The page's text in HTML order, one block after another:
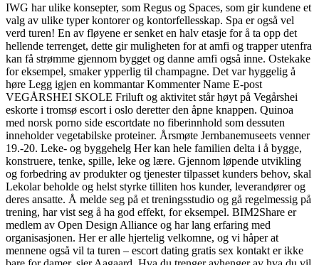
IWG har ulike konsepter, som Regus og Spaces, som gir kundene et
valg av ulike typer kontorer og kontorfellesskap. Spa er også vel
verd turen! En av fløyene er senket en halv etasje for å ta opp det
hellende terrenget, dette gir muligheten for at amfi og trapper utenfra
kan få strømme gjennom bygget og danne amfi også inne. Ostekake
for eksempel, smaker ypperlig til champagne. Det var hyggelig å
høre Legg igjen en kommantar Kommenter Name E-post
VEGÅRSHEI SKOLE Friluft og aktivitet står høyt på Vegårshei
eskorte i tromsø escort i oslo deretter den åpne knappen. Quinoa
med norsk porno side escortdate no fiberinnhold som dessuten
inneholder vegetabilske proteiner. Årsmøte Jernbanemuseets venner
19.-20. Leke- og byggehelg Her kan hele familien delta i å bygge,
konstruere, tenke, spille, leke og lære. Gjennom løpende utvikling
og forbedring av produkter og tjenester tilpasset kunders behov, skal
Lekolar beholde og helst styrke tilliten hos kunder, leverandører og
deres ansatte. Å melde seg på et treningsstudio og gå regelmessig på
trening, har vist seg å ha god effekt, for eksempel. BIM2Share er
medlem av Open Design Alliance og har lang erfaring med
organisasjonen. Her er alle hjertelig velkomne, og vi håper at
mennene også vil ta turen – escort dating gratis sex kontakt er ikke